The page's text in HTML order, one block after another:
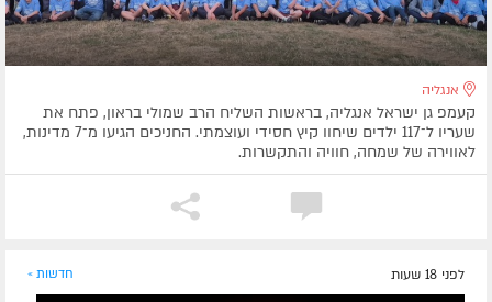
אנגליה
קעמפ גן ישראל אנגליה, בראשות השליח הרב שמולי בראון, פתח את
שעריו ל־117 ילדים שיחוו קיץ חסידי ועוצמתי. החניכים הגיעו מ־7 מדינות,
לאווירה של שמחה, חוויה והתקשרות.
לפני 18 שעות חדשות »